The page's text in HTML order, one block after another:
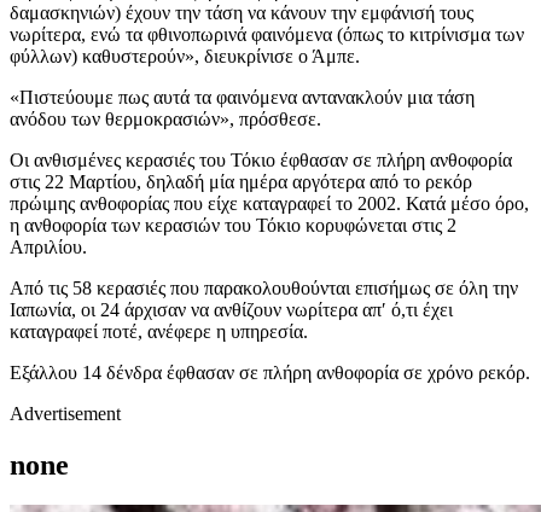
δαμασκηνιών) έχουν την τάση να κάνουν την εμφάνισή τους
νωρίτερα, ενώ τα φθινοπωρινά φαινόμενα (όπως το κιτρίνισμα των
φύλλων) καθυστερούν», διευκρίνισε ο Άμπε.
«Πιστεύουμε πως αυτά τα φαινόμενα αντανακλούν μια τάση
ανόδου των θερμοκρασιών», πρόσθεσε.
Οι ανθισμένες κερασιές του Τόκιο έφθασαν σε πλήρη ανθοφορία
στις 22 Μαρτίου, δηλαδή μία ημέρα αργότερα από το ρεκόρ
πρώιμης ανθοφορίας που είχε καταγραφεί το 2002. Κατά μέσο όρο,
η ανθοφορία των κερασιών του Τόκιο κορυφώνεται στις 2
Απριλίου.
Από τις 58 κερασιές που παρακολουθούνται επισήμως σε όλη την
Ιαπωνία, οι 24 άρχισαν να ανθίζουν νωρίτερα απ′ ό,τι έχει
καταγραφεί ποτέ, ανέφερε η υπηρεσία.
Εξάλλου 14 δένδρα έφθασαν σε πλήρη ανθοφορία σε χρόνο ρεκόρ.
Advertisement
none